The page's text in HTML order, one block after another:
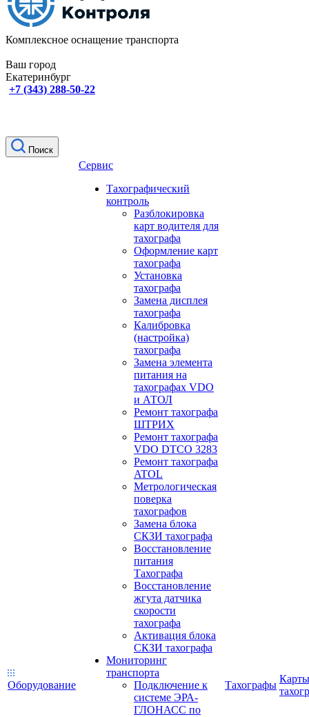
Комплексное оснащение транспорта
Ваш город
Екатеринбург
+7 (343) 288-50-22
Поиск
Оборудование
Сервис
Тахографический
контроль
Разблокировка
карт водителя для
тахографа
Оформление карт
тахографа
Установка
тахографа
Замена дисплея
тахографа
Калибровка
(настройка)
тахографа
Замена элемента
питания на
тахографах VDO
и АТОЛ
Ремонт тахографа
ШТРИХ
Ремонт тахографа
VDO DTCO 3283
Ремонт тахографа
ATOL
Метрологическая
поверка
тахографов
Замена блока
СКЗИ тахографа
Восстановление
питания
Тахографа
Восстановление
жгута датчика
скорости
тахографа
Активация блока
СКЗИ тахографа
Мониторинг
транспорта
Подключение к
системе ЭРА-
ГЛОНАСС по
Тахографы
Карты